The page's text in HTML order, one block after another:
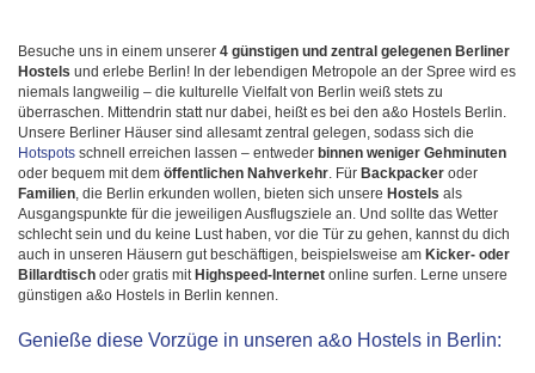
Besuche uns in einem unserer 4 günstigen und zentral gelegenen Berliner
Hostels und erlebe Berlin! In der lebendigen Metropole an der Spree wird es
niemals langweilig – die kulturelle Vielfalt von Berlin weiß stets zu
überraschen. Mittendrin statt nur dabei, heißt es bei den a&o Hostels Berlin.
Unsere Berliner Häuser sind allesamt zentral gelegen, sodass sich die
Hotspots schnell erreichen lassen – entweder binnen weniger Gehminuten
oder bequem mit dem öffentlichen Nahverkehr. Für Backpacker oder
Familien, die Berlin erkunden wollen, bieten sich unsere Hostels als
Ausgangspunkte für die jeweiligen Ausflugsziele an. Und sollte das Wetter
schlecht sein und du keine Lust haben, vor die Tür zu gehen, kannst du dich
auch in unseren Häusern gut beschäftigen, beispielsweise am Kicker- oder
Billardtisch oder gratis mit Highspeed-Internet online surfen. Lerne unsere
günstigen a&o Hostels in Berlin kennen.
Genieße diese Vorzüge in unseren a&o Hostels in Berlin: